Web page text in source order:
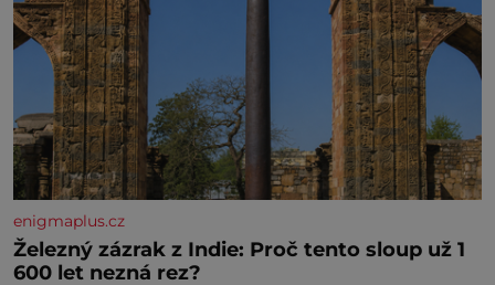
enigmaplus.cz
Železný zázrak z Indie: Proč tento sloup už 1
600 let nezná rez?